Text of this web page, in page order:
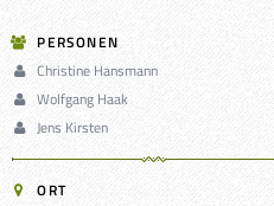
PERSONEN
Christine Hansmann
Wolfgang Haak
Jens Kirsten
ORT